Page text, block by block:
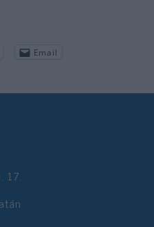
Email
17.